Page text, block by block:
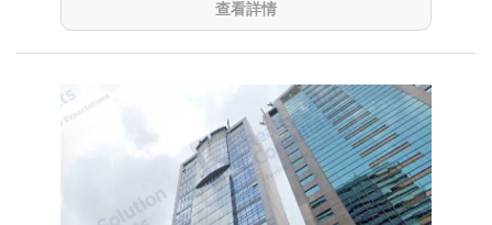
查看詳情